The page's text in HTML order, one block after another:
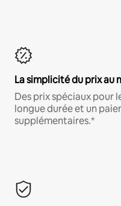
La simplicité du prix au
Des prix spéciaux pour
longue durée et un
supplémentaires.*